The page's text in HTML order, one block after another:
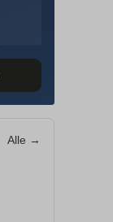
Alle →